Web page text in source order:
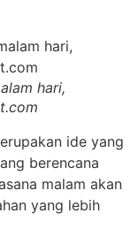
hari,
ide yang
berencana
malam akan
yang lebih